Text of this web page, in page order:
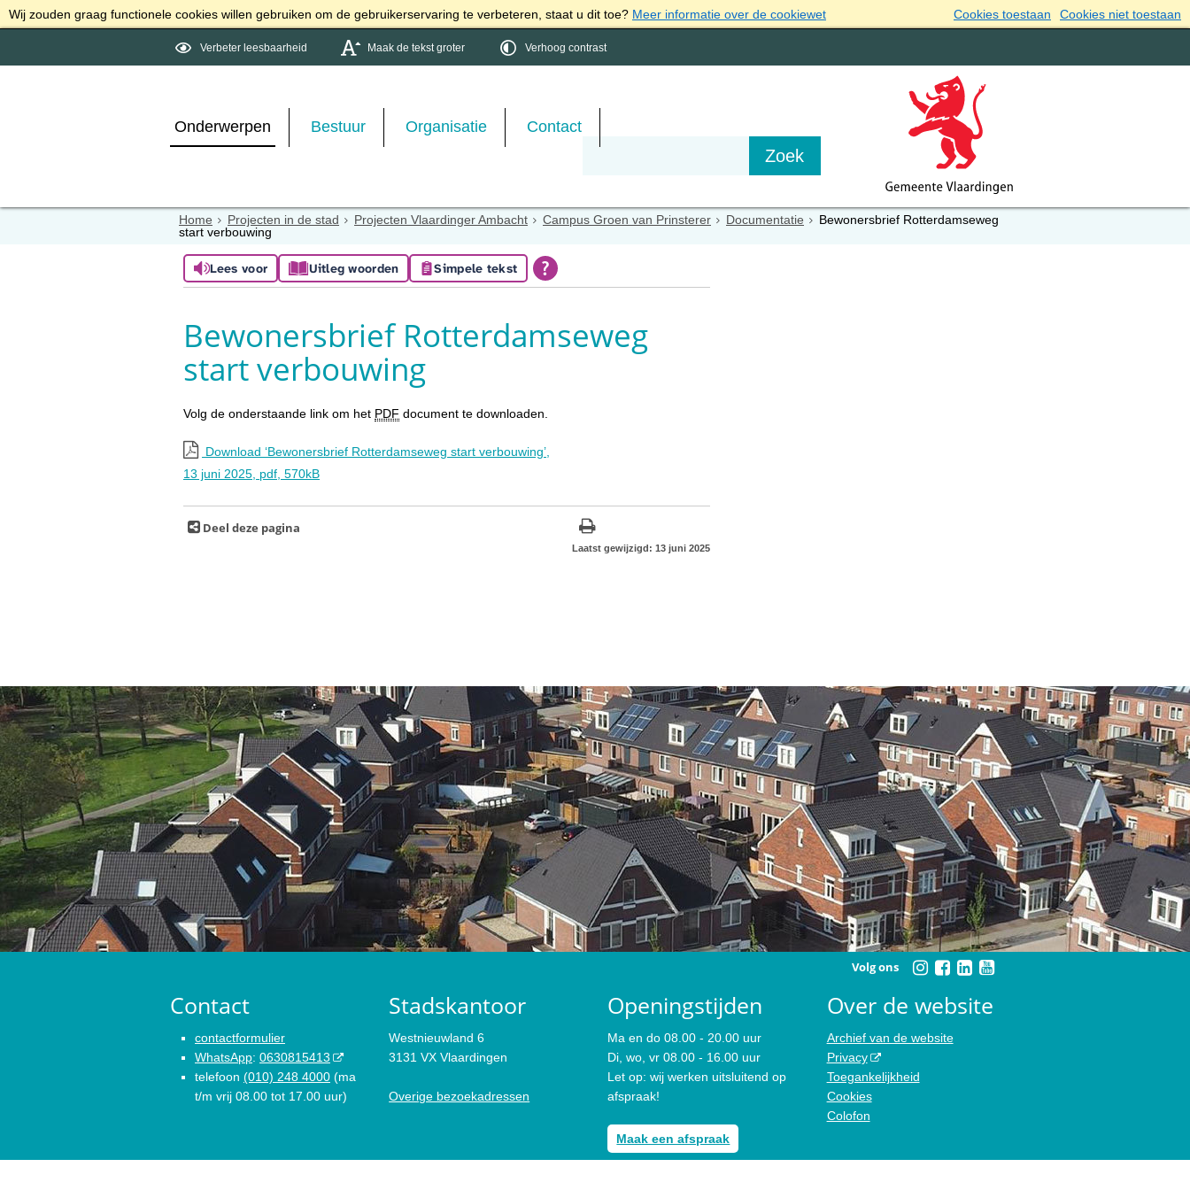
Wij zouden graag functionele cookies willen gebruiken om de gebruikerservaring te verbeteren, staat u dit toe? Meer informatie over de cookiewet Cookies toestaan Cookies niet toestaan
Verbeter leesbaarheid Maak de tekst groter Verhoog contrast
Onderwerpen Bestuur Organisatie Contact
Home Projecten in de stad Projecten Vlaardinger Ambacht Campus Groen van Prinsterer Documentatie
Bewonersbrief Rotterdamseweg
start verbouwing
Lees voor Uitleg woorden Simpele tekst
Bewonersbrief Rotterdamseweg
start verbouwing
Volg de onderstaande link om het PDF document te downloaden.
Download ‘Bewonersbrief Rotterdamseweg start verbouwing’,
13 juni 2025, pdf , 570kB
Deel deze pagina
Laatst gewijzigd: 13 juni 2025
Volg ons
Contact
contactformulier
WhatsApp: 0630815413
telefoon (010) 248 4000 (ma
t/m vrij 08.00 tot 17.00 uur)
Stadskantoor
Westnieuwland 6
3131 VX Vlaardingen
Overige bezoekadressen
Openingstijden
Ma en do 08.00 - 20.00 uur
Di, wo, vr 08.00 - 16.00 uur
Let op: wij werken uitsluitend op
afspraak!
Maak een afspraak
Over de website
Archief van de website
Privacy
Toegankelijkheid
Cookies
Colofon